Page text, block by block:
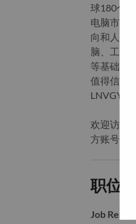
球180个
电脑市场
向和人工
脑、工作
等基础设
值得信赖
LNVGY）。
欢迎访问
方账号，
职位
Job